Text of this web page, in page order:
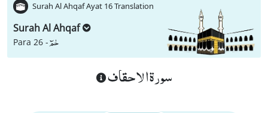
Surah Al Ahqaf Ayat 16 Translation
Surah Al Ahqaf
Para 26 -حٰمٓ
سورة الاحقاف